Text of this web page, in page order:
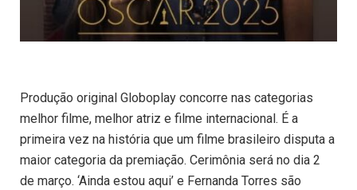
Produção original Globoplay concorre nas categorias
melhor filme, melhor atriz e filme internacional. É a
primeira vez na história que um filme brasileiro disputa a
maior categoria da premiação. Cerimônia será no dia 2
de março. ‘Ainda estou aqui’ e Fernanda Torres são